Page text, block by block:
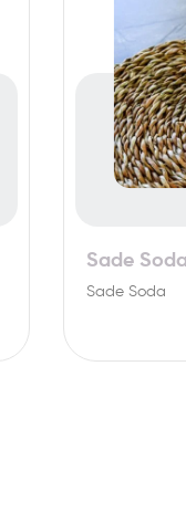
Sade Soda
Sade Soda